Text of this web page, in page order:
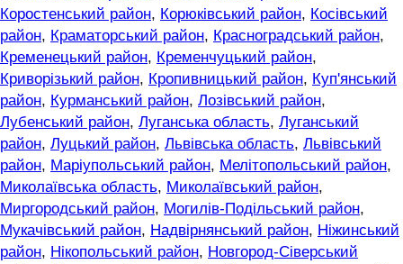
Коростенський район, Корюківський район, Косівський
район, Краматорський район, Красноградський район,
Кременецький район, Кременчуцький район,
Криворізький район, Кропивницький район, Куп'янський
район, Курманський район, Лозівський район,
Лубенський район, Луганська область, Луганський
район, Луцький район, Львівська область, Львівський
район, Маріупольський район, Мелітопольський район,
Миколаївська область, Миколаївський район,
Миргородський район, Могилів-Подільський район,
Мукачівський район, Надвірнянський район, Ніжинський
район, Нікопольський район, Новгород-Сіверський